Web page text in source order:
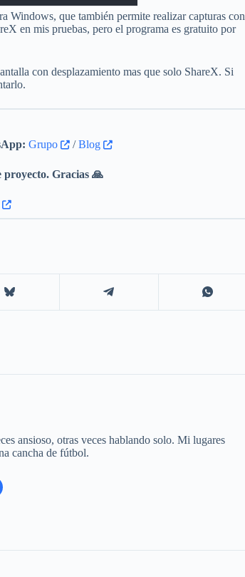
Windows, que también permite realizar capturas con
en mis pruebas, pero el programa es gratuito por
con desplazamiento mas que solo ShareX. Si
Grupo /Blog
proyecto. Gracias 🙏
ansioso, otras veces hablando solo. Mi lugares
cancha de fútbol.